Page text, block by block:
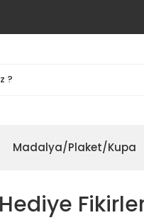
Madalya/Plaket/Kupa